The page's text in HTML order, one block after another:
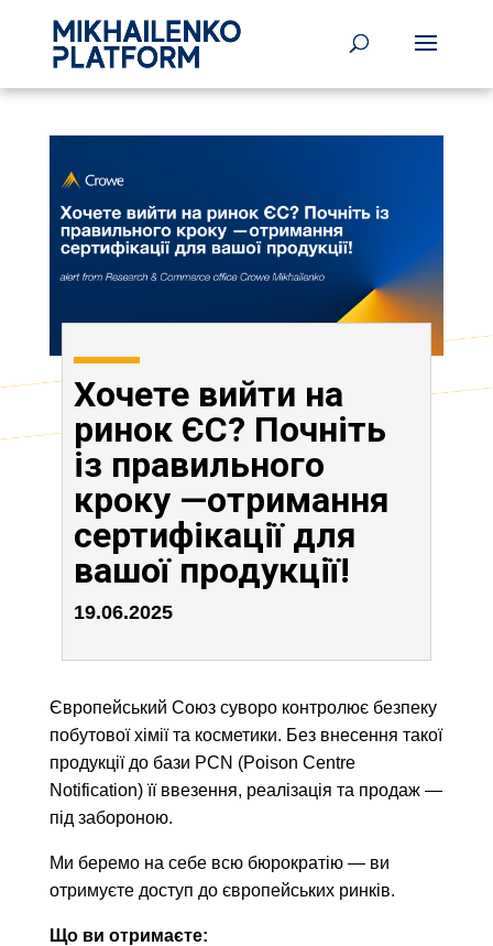
Хочете вийти на
ринок ЄС? Почніть
із правильного
кроку —отримання
сертифікації для
вашої продукції!
19.06.2025
Європейський Союз суворо контролює безпеку
побутової хімії та косметики. Без внесення такої
продукції до бази PCN (Poison Centre
Notification) її ввезення, реалізація та продаж —
під забороною.
Ми беремо на себе всю бюрократію — ви
отримуєте доступ до європейських ринків.
Що ви отримаєте: